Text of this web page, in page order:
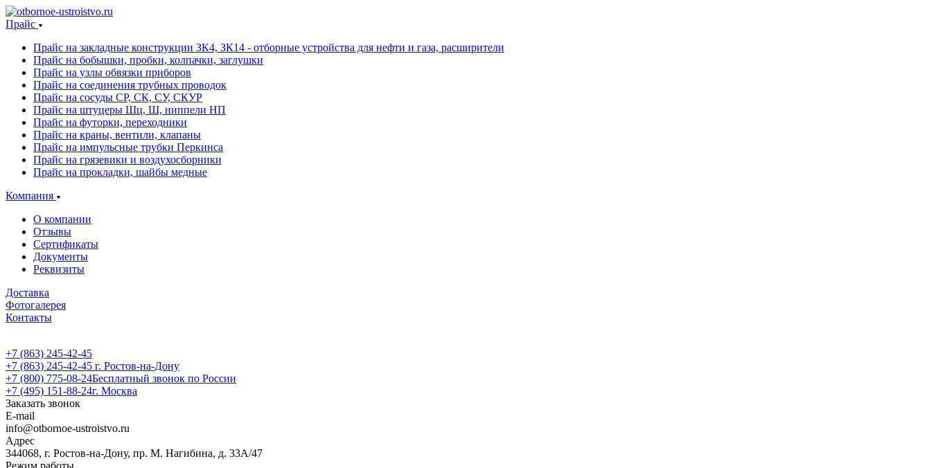
Прайс
Прайс на закладные конструкции ЗК4, ЗК14 - отборные устройства для нефти и газа, расширители
Прайс на бобышки, пробки, колпачки, заглушки
Прайс на узлы обвязки приборов
Прайс на соединения трубных проводок
Прайс на сосуды СР, СК, СУ, СКУР
Прайс на штуцеры Шц, Ш, ниппели НП
Прайс на футорки, переходники
Прайс на краны, вентили, клапаны
Прайс на импульсные трубки Перкинса
Прайс на грязевики и воздухосборники
Прайс на прокладки, шайбы медные
Компания
О компании
Отзывы
Сертификаты
Документы
Реквизиты
Доставка
Фотогалерея
Контакты
+7 (863) 245-42-45
+7 (863) 245-42-45 г. Ростов-на-Дону
+7 (800) 775-08-24Бесплатный звонок по России
+7 (495) 151-88-24г. Москва
Заказать звонок
E-mail
info@otbornoe-ustroistvo.ru
Адрес
344068, г. Ростов-на-Дону, пр. М. Нагибина, д. 33А/47
Режим работы